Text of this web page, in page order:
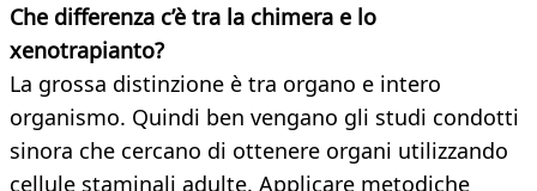
Che differenza c’è tra la chimera e lo
xenotrapianto?
La grossa distinzione è tra organo e intero
organismo. Quindi ben vengano gli studi condotti
sinora che cercano di ottenere organi utilizzando
cellule staminali adulte. Applicare metodiche